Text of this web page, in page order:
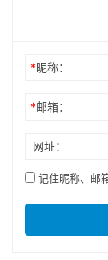
*昵称：
*邮箱：
网址：
记住昵称、邮